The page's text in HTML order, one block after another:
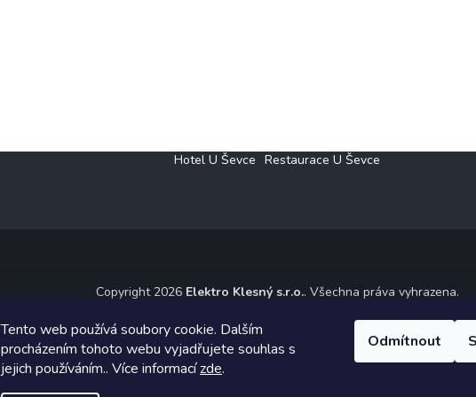
Tento web používá soubory cookie. Dalším
procházením tohoto webu vyjadřujete souhlas s
jejich používáním.. Více informacízde.
Odmítnout
Hotel U Ševce Restaurace U Ševce
Copyright 2026 Elektro Klesný s.r.o.. Všechna práva vyhrazena.
Tomáš Hlad&